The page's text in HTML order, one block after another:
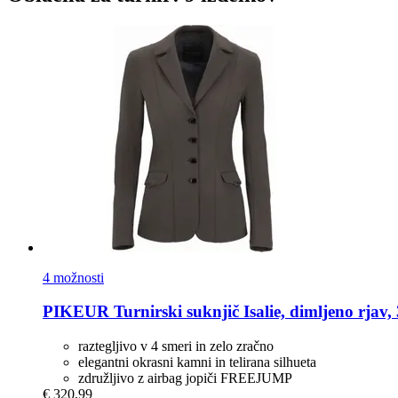
4 možnosti
PIKEUR Turnirski suknjič Isalie, dimljeno rjav,
raztegljivo v 4 smeri in zelo zračno
elegantni okrasni kamni in telirana silhueta
združljivo z airbag jopiči FREEJUMP
€ 320,99